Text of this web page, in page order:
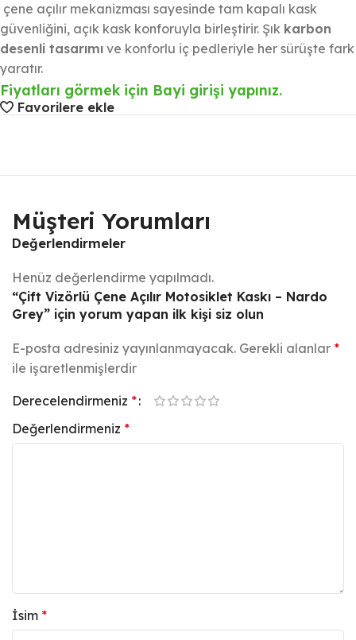
çene açılır mekanizması sayesinde tam kapalı kask
güvenliğini, açık kask konforuyla birleştirir. Şık karbon
desenli tasarımı ve konforlu iç pedleriyle her sürüşte fark
yaratır.
Fiyatları görmek için Bayi girişi yapınız.
Favorilere ekle
Müşteri Yorumları
Değerlendirmeler
Henüz değerlendirme yapılmadı.
“Çift Vizörlü Çene Açılır Motosiklet Kaskı – Nardo
Grey” için yorum yapan ilk kişi siz olun
E-posta adresiniz yayınlanmayacak. Gerekli alanlar *
ile işaretlenmişlerdir
Derecelendirmeniz *
Değerlendirmeniz *
İsim *